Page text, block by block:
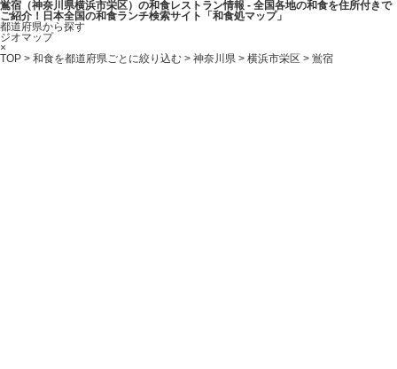
鴬宿（神奈川県横浜市栄区）の和食レストラン情報 - 全国各地の和食を住所付きで
ご紹介！日本全国の和食ランチ検索サイト「和食処マップ」
都道府県から探す
ジオマップ
×
TOP > 和食を都道府県ごとに絞り込む > 神奈川県 > 横浜市栄区 > 鴬宿